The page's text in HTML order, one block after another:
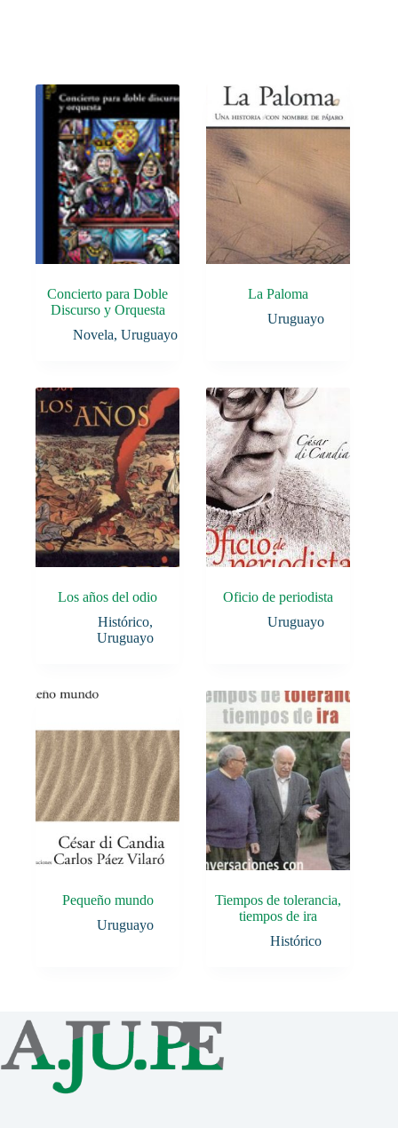
Concierto para Doble
Discurso y Orquesta
Novela,Uruguayo
La Paloma
Uruguayo
Los años del odio
Histórico,
Uruguayo
Oficio de periodista
Uruguayo
Pequeño mundo
Uruguayo
Tiempos de tolerancia,
tiempos de ira
Histórico